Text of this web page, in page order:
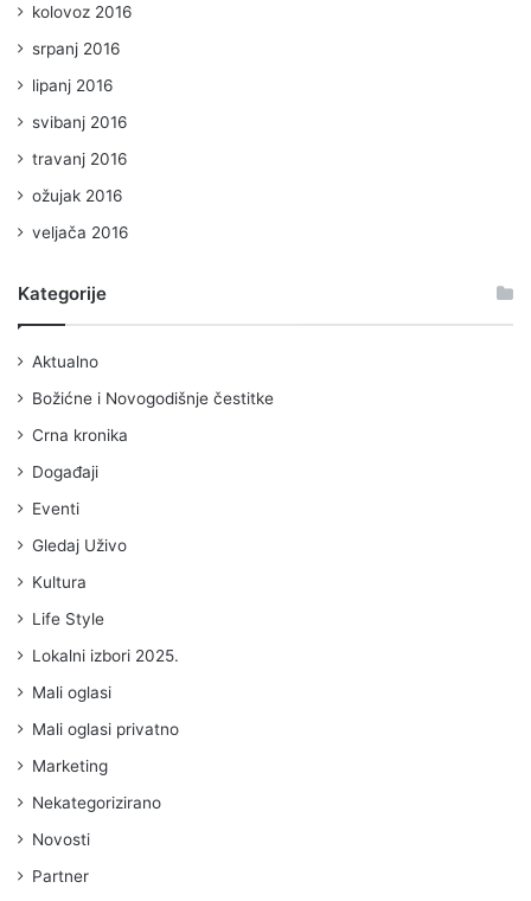
kolovoz 2016
srpanj 2016
lipanj 2016
svibanj 2016
travanj 2016
ožujak 2016
veljača 2016
Kategorije
Aktualno
Božićne i Novogodišnje čestitke
Crna kronika
Događaji
Eventi
Gledaj Uživo
Kultura
Life Style
Lokalni izbori 2025.
Mali oglasi
Mali oglasi privatno
Marketing
Nekategorizirano
Novosti
Partner